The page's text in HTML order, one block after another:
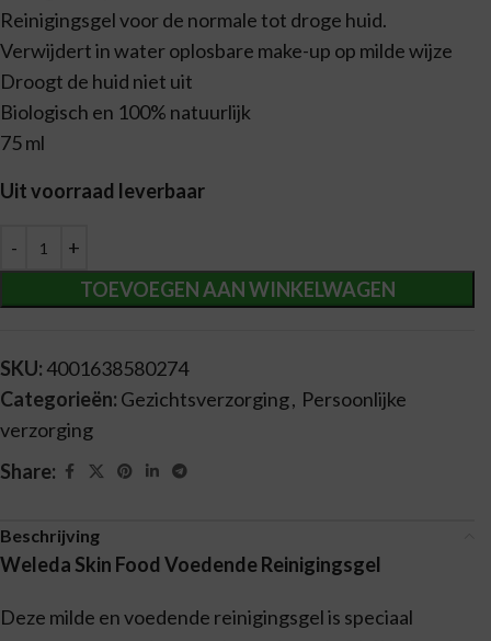
Reinigingsgel voor de normale tot droge huid.
Verwijdert in water oplosbare make-up op milde wijze
Droogt de huid niet uit
Biologisch en 100% natuurlijk
75 ml
Uit voorraad leverbaar
TOEVOEGEN AAN WINKELWAGEN
Alternative:
SKU: 4001638580274
Categorieën: Gezichtsverzorging, Persoonlijke
verzorging
Share:
Beschrijving
Weleda Skin Food Voedende Reinigingsgel
Deze milde en voedende reinigingsgel is speciaal